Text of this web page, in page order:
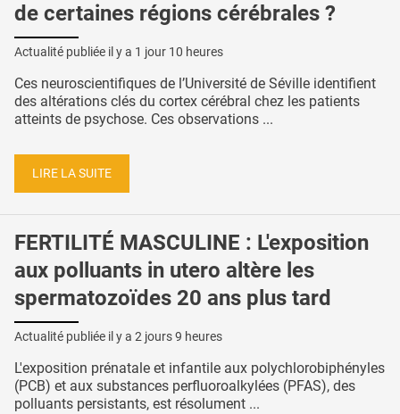
de certaines régions cérébrales ?
Actualité publiée il y a 1 jour 10 heures
Ces neuroscientifiques de l’Université de Séville identifient
des altérations clés du cortex cérébral chez les patients
atteints de psychose. Ces observations ...
LIRE LA SUITE
FERTILITÉ MASCULINE : L'exposition
aux polluants in utero altère les
spermatozoïdes 20 ans plus tard
Actualité publiée il y a 2 jours 9 heures
L'exposition prénatale et infantile aux polychlorobiphényles
(PCB) et aux substances perfluoroalkylées (PFAS), des
polluants persistants, est résolument ...